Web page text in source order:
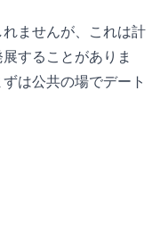
ませんが、これは計
することがありま
は公共の場でデート